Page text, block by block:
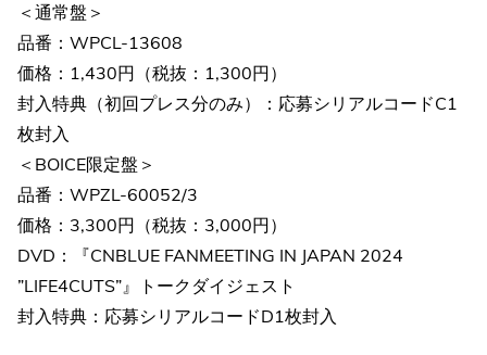
＜通常盤＞
品番：WPCL-13608
価格：1,430円（税抜：1,300円）
封入特典（初回プレス分のみ）：応募シリアルコードC1
枚封入
＜BOICE限定盤＞
品番：WPZL-60052/3
価格：3,300円（税抜：3,000円）
DVD：『CNBLUE FANMEETING IN JAPAN 2024
”LIFE4CUTS”』トークダイジェスト
封入特典：応募シリアルコードD1枚封入